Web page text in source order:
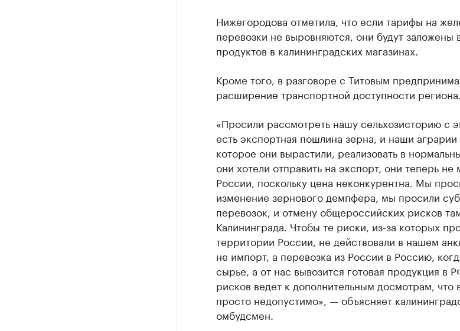
Нижегородова отметила, что если тарифы на
перевозки не выровняются, они будут заложены
продуктов в калининградских магазинах.
Кроме того, в разговоре с Титовым
расширение транспортной доступности региона.
«Просили рассмотреть нашу сельхозисторию с
есть экспортная пошлина зерна, и наши аграрии
которое они вырастили, реализовать в
они хотели отправить на экспорт, они теперь не
России, поскольку цена неконкурентна. Мы
изменение зернового демпфера, мы просили
перевозок, и отмену общероссийских рисков
Калининграда. Чтобы те риски, из-за которых
территории России, не действовали в нашем
не импорт, а перевозка из России в Россию,
сырье, а от нас вывозится готовая продукция в
рисков ведет к дополнительным досмотрам, что
просто недопустимо», — объясняет
омбудсмен.